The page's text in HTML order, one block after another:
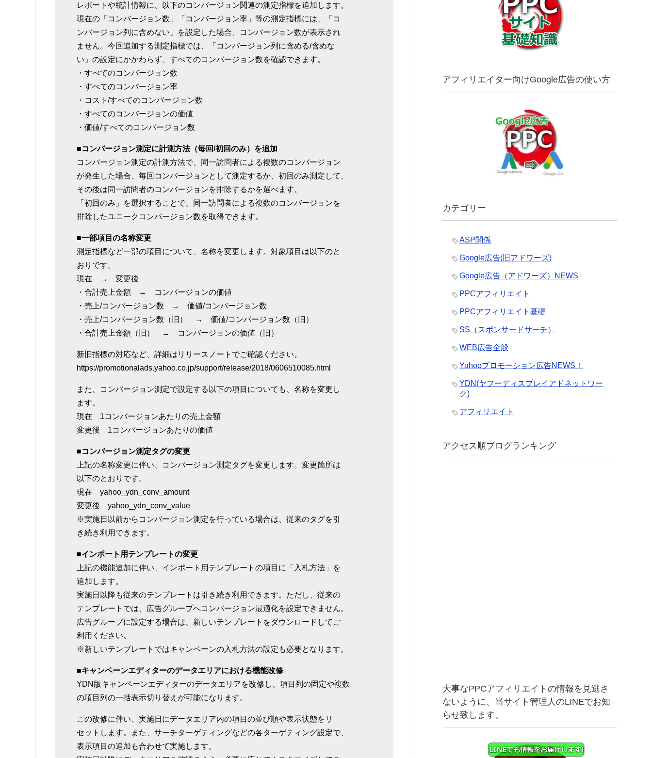
レポートや統計情報に、以下のコンバージョン関連の測定指標を追加します。
現在の「コンバージョン数」「コンバージョン率」等の測定指標には、「コ
ンバージョン列に含めない」を設定した場合、コンバージョン数が表示され
ません。今回追加する測定指標では、「コンバージョン列に含める/含めな
い」の設定にかかわらず、すべてのコンバージョン数を確認できます。
・すべてのコンバージョン数
・すべてのコンバージョン率
・コスト/すべてのコンバージョン数
・すべてのコンバージョンの価値
・価値/すべてのコンバージョン数
■コンバージョン測定に計測方法（毎回/初回のみ）を追加
コンバージョン測定の計測方法で、同一訪問者による複数のコンバージョン
が発生した場合、毎回コンバージョンとして測定するか、初回のみ測定して、
その後は同一訪問者のコンバージョンを排除するかを選べます。
「初回のみ」を選択することで、同一訪問者による複数のコンバージョンを
排除したユニークコンバージョン数を取得できます。
■一部項目の名称変更
測定指標など一部の項目について、名称を変更します。対象項目は以下のと
おりです。
現在 → 変更後
・合計売上金額 → コンバージョンの価値
・売上/コンバージョン数 → 価値/コンバージョン数
・売上/コンバージョン数（旧） → 価値/コンバージョン数（旧）
・合計売上金額（旧） → コンバージョンの価値（旧）
新旧指標の対応など、詳細はリリースノートでご確認ください。
https://promotionalads.yahoo.co.jp/support/release/2018/0606510085.html
また、コンバージョン測定で設定する以下の項目についても、名称を変更し
ます。
現在 1コンバージョンあたりの売上金額
変更後 1コンバージョンあたりの価値
■コンバージョン測定タグの変更
上記の名称変更に伴い、コンバージョン測定タグを変更します。変更箇所は
以下のとおりです。
現在 yahoo_ydn_conv_amount
変更後 yahoo_ydn_conv_value
※実施日以前からコンバージョン測定を行っている場合は、従来のタグを引
き続き利用できます。
■インポート用テンプレートの変更
上記の機能追加に伴い、インポート用テンプレートの項目に「入札方法」を
追加します。
実施日以降も従来のテンプレートは引き続き利用できます。ただし、従来の
テンプレートでは、広告グループへコンバージョン最適化を設定できません。
広告グループに設定する場合は、新しいテンプレートをダウンロードしてご
利用ください。
※新しいテンプレートではキャンペーンの入札方法の設定も必要となります。
■キャンペーンエディターのデータエリアにおける機能改修
YDN版キャンペーンエディターのデータエリアを改修し、項目列の固定や複数
の項目列の一括表示切り替えが可能になります。
この改修に伴い、実施日にデータエリア内の項目の並び順や表示状態をリ
セットします。また、サーチターゲティングなどの各ターゲティング設定で、
表示項目の追加も合わせて実施します。
アフィリエイター向けGoogle広告の使い方
カテゴリー
ASP関係
Google広告(旧アドワーズ)
Google広告（アドワーズ）NEWS
PPCアフィリエイト
PPCアフィリエイト基礎
SS（スポンサードサーチ）
WEB広告全般
Yahooプロモーション広告NEWS！
YDN(ヤフーディスプレイアドネットワー
ク)
アフィリエイト
アクセス順ブログランキング
大事なPPCアフィリエイトの情報を見逃さ
ないように、当サイト管理人のLINEでお知
らせ致します。